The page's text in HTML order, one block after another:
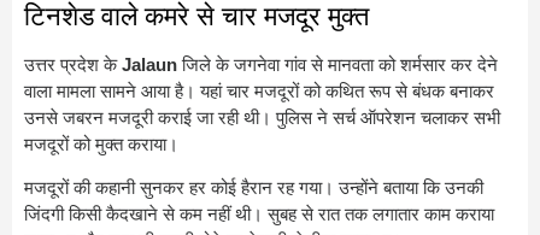
टिनशेड वाले कमरे से चार मजदूर मुक्त
उत्तर प्रदेश केJalaunजिले के जगनेवा गांव से मानवता को शर्मसार कर देने
वाला मामला सामने आया है। यहां चार मजदूरों को कथित रूप से बंधक बनाकर
उनसे जबरन मजदूरी कराई जा रही थी। पुलिस ने सर्च ऑपरेशन चलाकर सभी
मजदूरों को मुक्त कराया।
मजदूरों की कहानी सुनकर हर कोई हैरान रह गया। उन्होंने बताया कि उनकी
जिंदगी किसी कैदखाने से कम नहीं थी। सुबह से रात तक लगातार काम कराया